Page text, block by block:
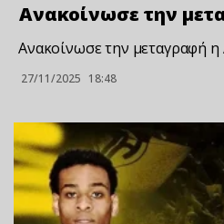
Ανακοίνωσε την
Ανακοίνωσε την μεταγραφή η
27/11/2025 18:48